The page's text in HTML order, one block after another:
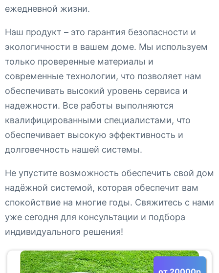
ежедневной жизни.
Наш продукт – это гарантия безопасности и
экологичности в вашем доме. Мы используем
только проверенные материалы и
современные технологии, что позволяет нам
обеспечивать высокий уровень сервиса и
надежности. Все работы выполняются
квалифицированными специалистами, что
обеспечивает высокую эффективность и
долговечность нашей системы.
Не упустите возможность обеспечить свой дом
надёжной системой, которая обеспечит вам
спокойствие на многие годы. Свяжитесь с нами
уже сегодня для консультации и подбора
индивидуального решения!